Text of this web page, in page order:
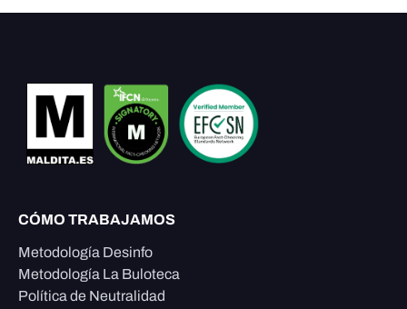
CÓMO TRABAJAMOS
Metodología Desinfo
Metodología La Buloteca
Política de Neutralidad